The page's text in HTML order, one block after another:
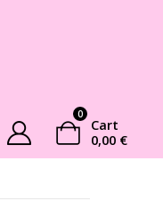
0
Cart
0,00 €